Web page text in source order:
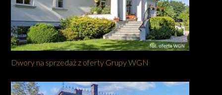
Dwory na sprzedaż z oferty Grupy WGN